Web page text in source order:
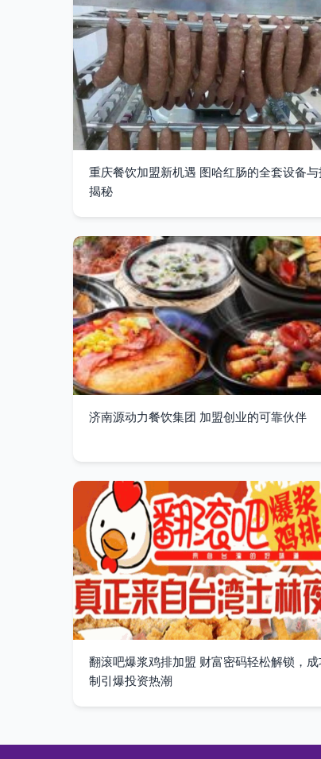
重庆餐饮加盟新机遇 图哈红肠的全套设备
揭秘
济南源动力餐饮集团 加盟创业的可靠伙伴
翻滚吧爆浆鸡排加盟 财富密码轻松解锁，成
制引爆投资热潮